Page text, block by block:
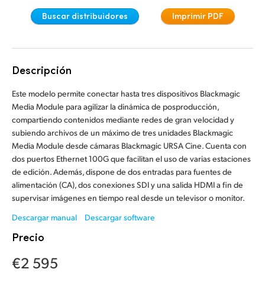
Hong Kong SAR, China
India
Italy
Japan
Malaysia
Buscar distribuidores Imprimir PDF
Descripción
Este modelo permite conectar hasta tres dispositivos Blackmagic
Media Module para agilizar la dinámica de posproducción,
compartiendo contenidos mediante redes de gran velocidad y
subiendo archivos de un máximo de tres unidades Blackmagic
Media Module desde cámaras Blackmagic URSA Cine. Cuenta con
dos puertos Ethernet 100G que facilitan el uso de varias estaciones
de edición. Además, dispone de dos entradas para fuentes de
alimentación (CA), dos conexiones SDI y una salida HDMI a fin de
supervisar imágenes en tiempo real desde un televisor o monitor.
Descargar manual
Descargar software
Precio
€2 595